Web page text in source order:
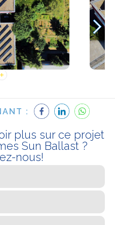
:
plus sur ce projet
Sun Ballast ?
nous!